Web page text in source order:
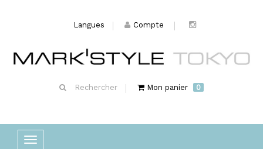
Langues Compte
Rechercher Mon panier 0
Basculer